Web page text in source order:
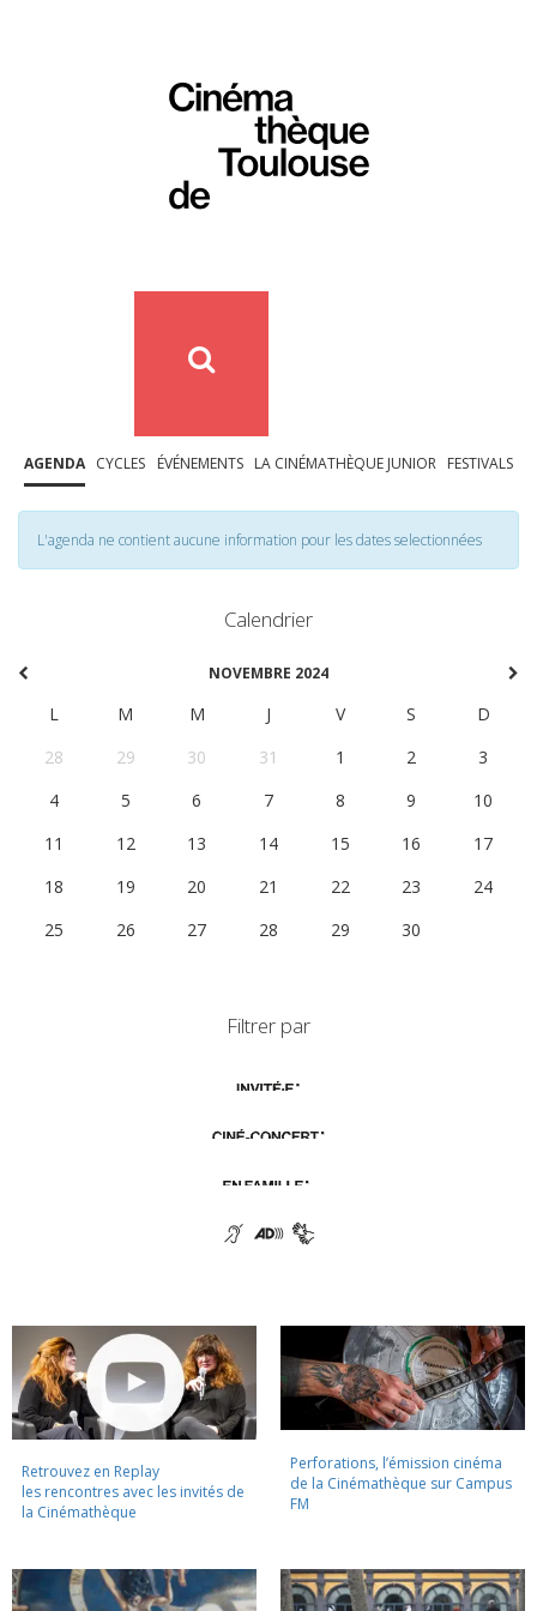
AGENDA CYCLES ÉVÉNEMENTS LA CINÉMATHÈQUE JUNIOR FESTIVALS
L'agenda ne contient aucune information pour les dates selectionnées
Calendrier
NOVEMBRE 2024
L M M J V S
D
28
29 30 31 1 2
3
4
5 6 7 8 9
10
11
12 13 14 15 16
17
18
19 20 21 22 23
24
25
26 27 28 29 30
Filtrer par
Retrouvez en Replay
les rencontres avec les invités de
la Cinémathèque
Perforations, l’émission cinéma
de la Cinémathèque sur Campus
FM